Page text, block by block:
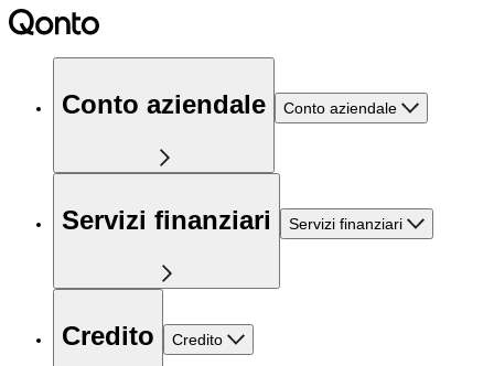
Conto aziendale Conto aziendale
Servizi finanziari Servizi finanziari
Credito Credito